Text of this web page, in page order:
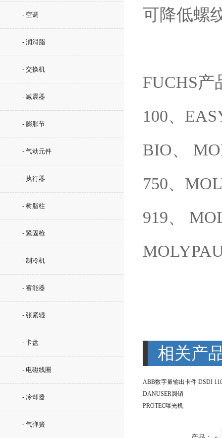
- 空调
- 润滑脂
- 交换机
- 减震器
- 膨胀节
- 气动元件
- 执行器
- 树脂柱
- 紧固枪
- 制冷机
- 蓄能器
- 张紧辊
- 卡盘
- 电磁线圈
- 冷却器
- 气弹簧
可降低螺
FUCHS产
100、
BIO、
750、
919、
相关产
ABB数字量输出卡件 DSDI
DANUSER圆销
PROTEC曝光机